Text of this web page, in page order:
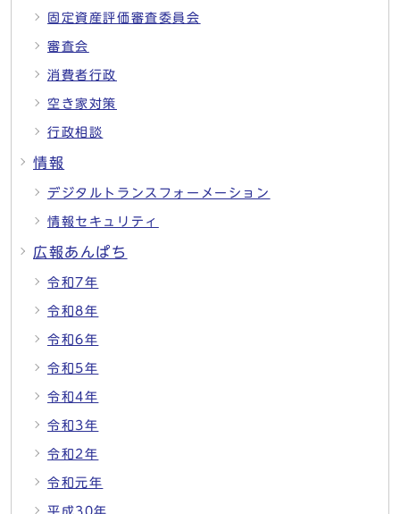
固定資産評価審査委員会
審査会
消費者行政
空き家対策
行政相談
情報
デジタルトランスフォーメーション
情報セキュリティ
広報あんぱち
令和7年
令和8年
令和6年
令和5年
令和4年
令和3年
令和2年
令和元年
平成30年